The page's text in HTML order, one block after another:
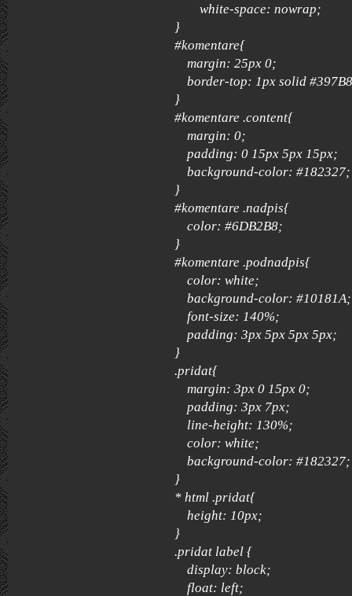
white-space: nowrap;
}
#komentare{
margin: 25px 0;
border-top: 1px solid
}
#komentare .content{
margin: 0;
padding: 0 15px 5px 15px;
background-color: #182327;
}
#komentare .nadpis{
color: #6DB2B8;
}
#komentare .podnadpis{
color: white;
background-color: #10181A;
font-size: 140%;
padding: 3px 5px 5px 5px;
}
.pridat{
margin: 3px 0 15px 0;
padding: 3px 7px;
line-height: 130%;
color: white;
background-color: #182327;
}
* html .pridat{
height: 10px;
}
.pridat label {
display: block;
float: left;